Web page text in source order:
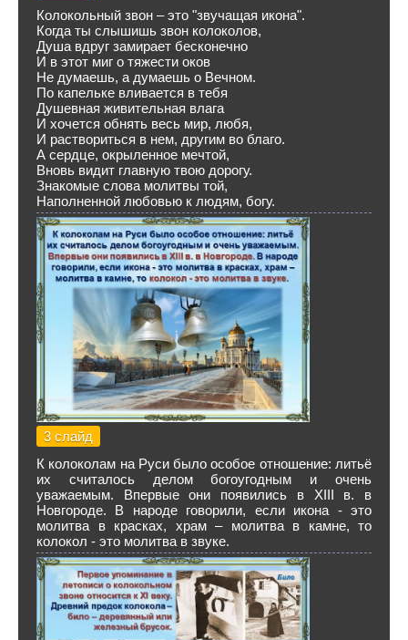
Колокольный звон – это "звучащая икона".
Когда ты слышишь звон колоколов,
Душа вдруг замирает бесконечно
И в этот миг о тяжести оков
Не думаешь, а думаешь о Вечном.
По капельке вливается в тебя
Душевная живительная влага
И хочется обнять весь мир, любя,
И раствориться в нем, другим во благо.
А сердце, окрыленное мечтой,
Вновь видит главную твою дорогу.
Знакомые слова молитвы той,
Наполненной любовью к людям, богу.
3 слайд
К колоколам на Руси было особое отношение: литьё
их считалось делом богоугодным и очень
уважаемым. Впервые они появились в XIII в. в
Новгороде. В народе говорили, если икона - это
молитва в красках, храм – молитва в камне, то
колокол - это молитва в звуке.